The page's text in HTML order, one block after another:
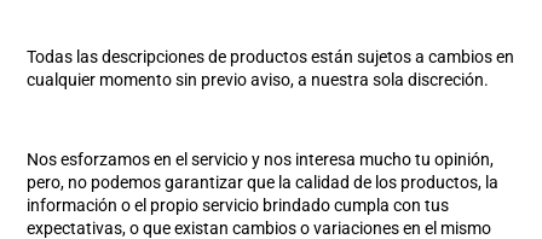
Todas las descripciones de productos están sujetos a cambios en
cualquier momento sin previo aviso, a nuestra sola discreción.
Nos esforzamos en el servicio y nos interesa mucho tu opinión,
pero, no podemos garantizar que la calidad de los productos, la
información o el propio servicio brindado cumpla con tus
expectativas, o que existan cambios o variaciones en el mismo